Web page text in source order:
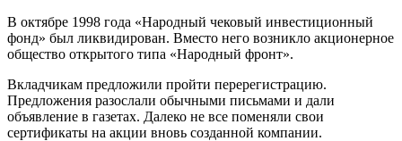
В октябре 1998 года «Народный чековый инвестиционный
фонд» был ликвидирован. Вместо него возникло акционерное
общество открытого типа «Народный фронт».
Вкладчикам предложили пройти перерегистрацию.
Предложения разослали обычными письмами и дали
объявление в газетах. Далеко не все поменяли свои
сертификаты на акции вновь созданной компании.